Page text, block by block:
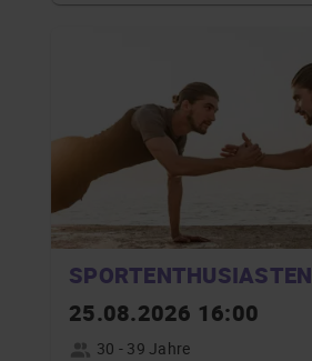
SPORTENTHUSIASTEN
25.08.2026 16:00
30 - 39 Jahre